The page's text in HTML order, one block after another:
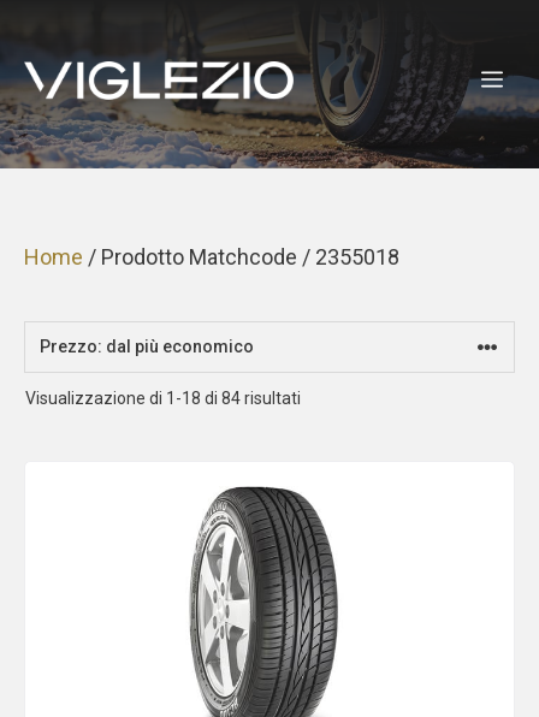
contenuto
Home / Prodotto Matchcode / 2355018
Visualizzazione di 1-18 di 84 risultati